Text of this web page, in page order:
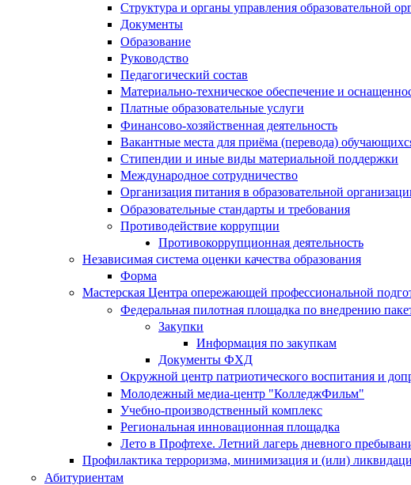
Структура и органы управления образовательной
Документы
Образование
Руководство
Педагогический состав
Материально-техническое обеспечение и
Платные образовательные услуги
Финансово-хозяйственная деятельность
Вакантные места для приёма (перевода)
Стипендии и иные виды материальной поддержки
Международное сотрудничество
Организация питания в образовательной
Образовательные стандарты и требования
Противодействие коррупции
Противокоррупционная деятельность
Независимая система оценки качества образования
Форма
Мастерская Центра опережающей профессиональной
Федеральная пилотная площадка по внедрению
Закупки
Информация по закупкам
Документы ФХД
Окружной центр патриотического воспитания и
Молодежный медиа-центр "КолледжФильм"
Учебно-производственный комплекс
Региональная инновационная площадка
Лето в Профтехе. Летний лагерь дневного
Профилактика терроризма, минимизация и (или)
Абитуриентам